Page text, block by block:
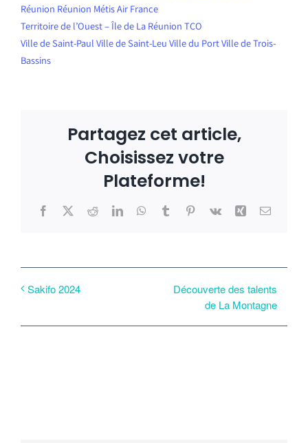
Réunion Réunion MétisAir France
Territoire de l’Ouest – Île de La Réunion TCO
Ville de Saint-Paul Ville de Saint-Leu Ville du PortVille de Trois-
Bassins
Partagez cet article,
Choisissez votre
Plateforme!
Facebook
X RedditLinkedInWhatsApp
TumblrPinterest
Vk Xing Email
Sakifo 2024
Découverte des talents
de La Montagne